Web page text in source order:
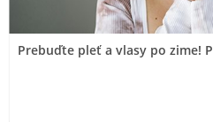
Prebuďte pleť a vlasy po zime!